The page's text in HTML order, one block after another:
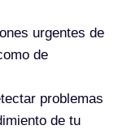
urgentes de
de
problemas
de tu